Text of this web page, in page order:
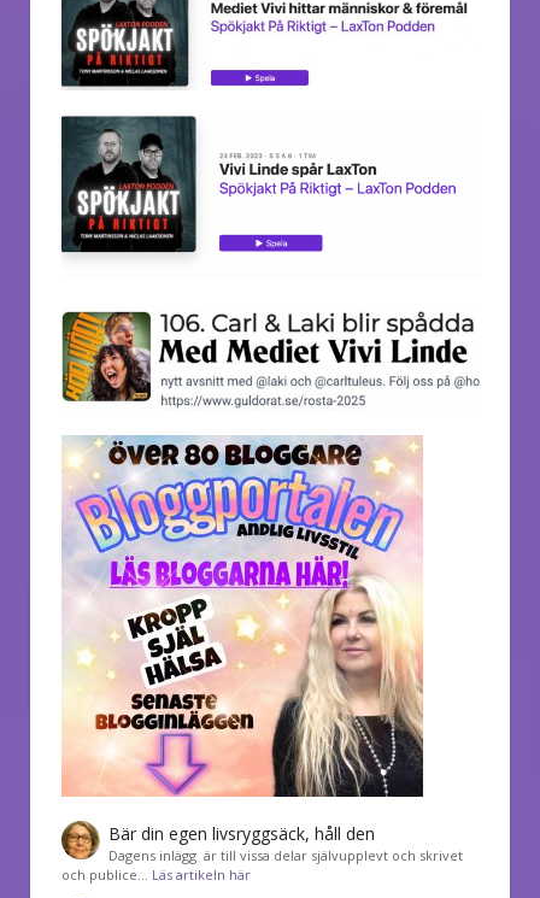
Bär din egen livsryggsäck, håll den
Dagens inlägg är till vissa delar självupplevt och skrivet
och publice… Läs artikeln här